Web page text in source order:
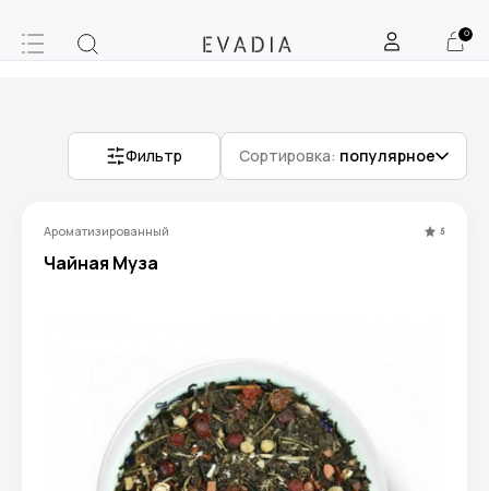
0
Фильтр Сортировка: популярное
Ароматизированный 5
Чайная Муза